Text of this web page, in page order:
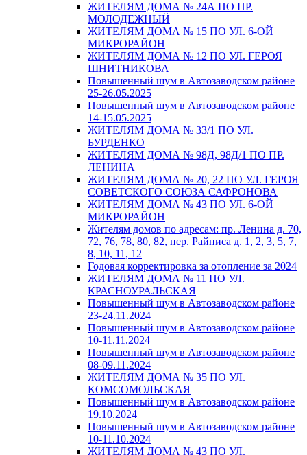
ЖИТЕЛЯМ ДОМА № 24А ПО ПР.
МОЛОДЕЖНЫЙ
ЖИТЕЛЯМ ДОМА № 15 ПО УЛ. 6-ОЙ
МИКРОРАЙОН
ЖИТЕЛЯМ ДОМА № 12 ПО УЛ. ГЕРОЯ
ШНИТНИКОВА
Повышенный шум в Автозаводском районе
25-26.05.2025
Повышенный шум в Автозаводском районе
14-15.05.2025
ЖИТЕЛЯМ ДОМА № 33/1 ПО УЛ.
БУРДЕНКО
ЖИТЕЛЯМ ДОМА № 98Д, 98Д/1 ПО ПР.
ЛЕНИНА
ЖИТЕЛЯМ ДОМА № 20, 22 ПО УЛ. ГЕРОЯ
СОВЕТСКОГО СОЮЗА САФРОНОВА
ЖИТЕЛЯМ ДОМА № 43 ПО УЛ. 6-ОЙ
МИКРОРАЙОН
Жителям домов по адресам: пр. Ленина д. 70,
72, 76, 78, 80, 82, пер. Райниса д. 1, 2, 3, 5, 7,
8, 10, 11, 12
Годовая корректировка за отопление за 2024
ЖИТЕЛЯМ ДОМА № 11 ПО УЛ.
КРАСНОУРАЛЬСКАЯ
Повышенный шум в Автозаводском районе
23-24.11.2024
Повышенный шум в Автозаводском районе
10-11.11.2024
Повышенный шум в Автозаводском районе
08-09.11.2024
ЖИТЕЛЯМ ДОМА № 35 ПО УЛ.
КОМСОМОЛЬСКАЯ
Повышенный шум в Автозаводском районе
19.10.2024
Повышенный шум в Автозаводском районе
10-11.10.2024
ЖИТЕЛЯМ ДОМА № 43 ПО УЛ.